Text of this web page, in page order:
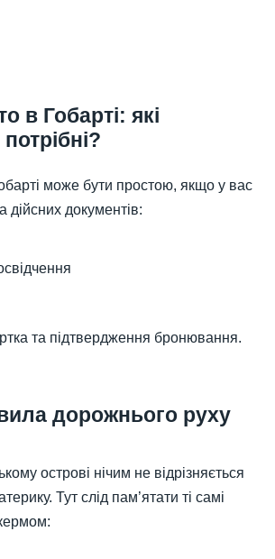
в Гобарті: які
може бути простою, якщо у вас
дійсних документів:
та підтвердження бронювання.
дорожнього руху
острові нічим не відрізняється
Тут слід пам’ятати ті самі